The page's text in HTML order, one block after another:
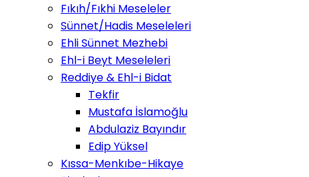
Fıkıh/Fıkhi Meseleler
Sünnet/Hadis Meseleleri
Ehli Sünnet Mezhebi
Ehl-i Beyt Meseleleri
Reddiye & Ehl-i Bidat
Tekfir
Mustafa İslamoğlu
Abdulaziz Bayındır
Edip Yüksel
Kıssa-Menkıbe-Hikaye